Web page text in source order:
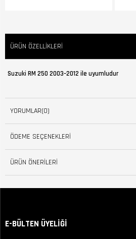
ÜRÜN ÖZELLIKLERI
Suzuki RM 250 2003–2012 ile uyumludur
YORUMLAR(0)
ÖDEME SEÇENEKLERI
ÜRÜN ÖNERILERI
E-BÜLTEN ÜYELİĞİ